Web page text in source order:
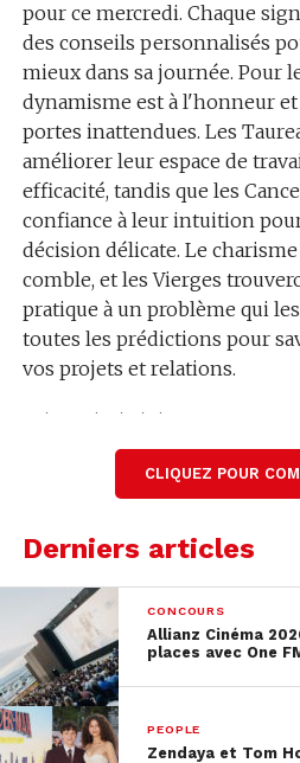
pour ce mercredi. Chaque
des conseils personnalisés
mieux dans sa journée. Pour
dynamisme est à l'honneur
portes inattendues. Les
améliorer leur espace de
efficacité, tandis que les
confiance à leur intuition
décision délicate. Le
comble, et les Vierges
pratique à un problème qui
toutes les prédictions pour
vos projets et relations.
contenu audio de l’émission.
Lire la transcription
CLIQUEZ POUR
Derniers articles
CONCOURS
Allianz Cinéma
places avec One
PEOPLE
Zendaya et Tom